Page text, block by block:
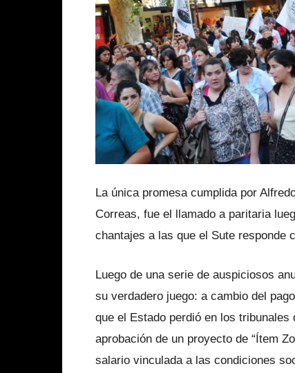
La única promesa cumplida por
Correas, fue el llamado a paritaria
chantajes a las que el Sute responde
Luego de una serie de auspiciosos
su verdadero juego: a cambio del
que el Estado perdió en los
aprobación de un proyecto de “Ítem
salario vinculada a las condiciones